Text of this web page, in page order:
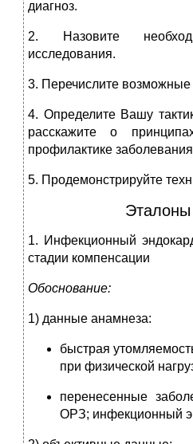
диагноз.
2. Назовите
исследования.
3. Перечислите
4. Определите Вашу
расскажите о
профилактике
5. Продемонстрируйте
Эталоны
1. Инфекционный
стадии компенсации
Обоснование:
1) данные анамнеза:
быстрая
при физической
перенесенные
ОРЗ; инфекционный